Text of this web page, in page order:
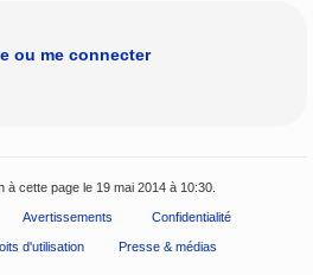
ou me connecter
à cette page le 19 mai 2014 à 10:30.
Avertissements Confidentialité
d'utilisation Presse & médias